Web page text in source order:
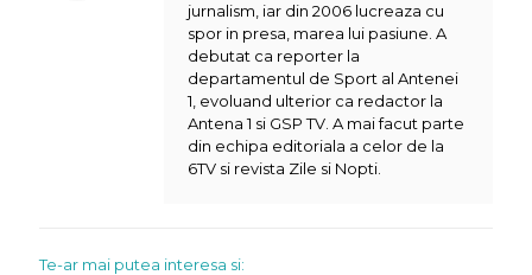
jurnalism, iar din 2006 lucreaza cu
spor in presa, marea lui pasiune. A
debutat ca reporter la
departamentul de Sport al Antenei
1, evoluand ulterior ca redactor la
Antena 1 si GSP TV. A mai facut parte
din echipa editoriala a celor de la
6TV si revista Zile si Nopti.
Te-ar mai putea interesa si: